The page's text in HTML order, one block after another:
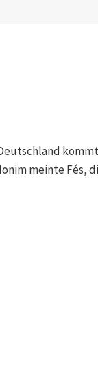
meinte Fés,